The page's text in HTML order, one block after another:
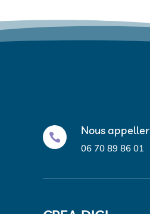
 Nous appeller
06 70 89 86 01